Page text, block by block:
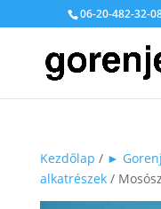
06-20-482-32-
Kezdőlap / ►
alkatrészek/